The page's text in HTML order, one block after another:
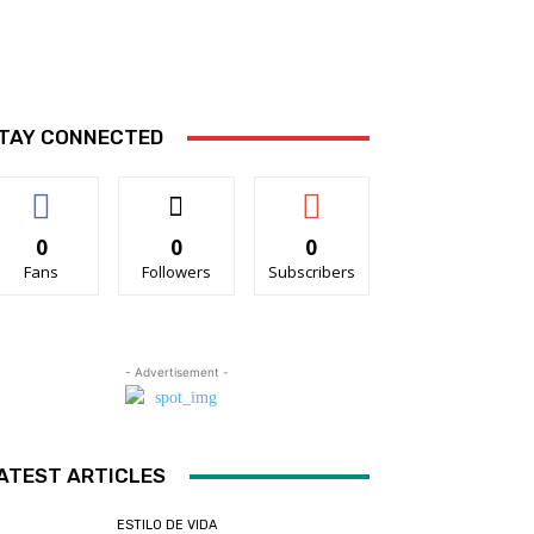
CONNECTED
0
Fans
0
Followers
0
Subscribers
- Advertisement -
ARTICLES
ESTILO DE VIDA